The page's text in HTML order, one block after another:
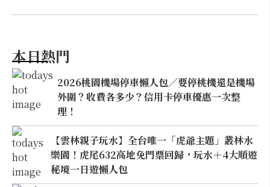
本日熱門
2026桃園機場停車懶人包／要停桃機還是機場
外圍？收費各多少？信用卡停車優惠一次整
理！
【雲林親子玩水】全台唯一「虎爺主題」叢林水
樂園！虎尾632高地免門票回歸，玩水＋4大順遊
秘境一日遊懶人包